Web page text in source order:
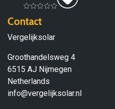
Contact
Vergelijksolar
Groothandelsweg 4
6515 AJ Nijmegen
Netherlands
info@vergelijksolar.nl